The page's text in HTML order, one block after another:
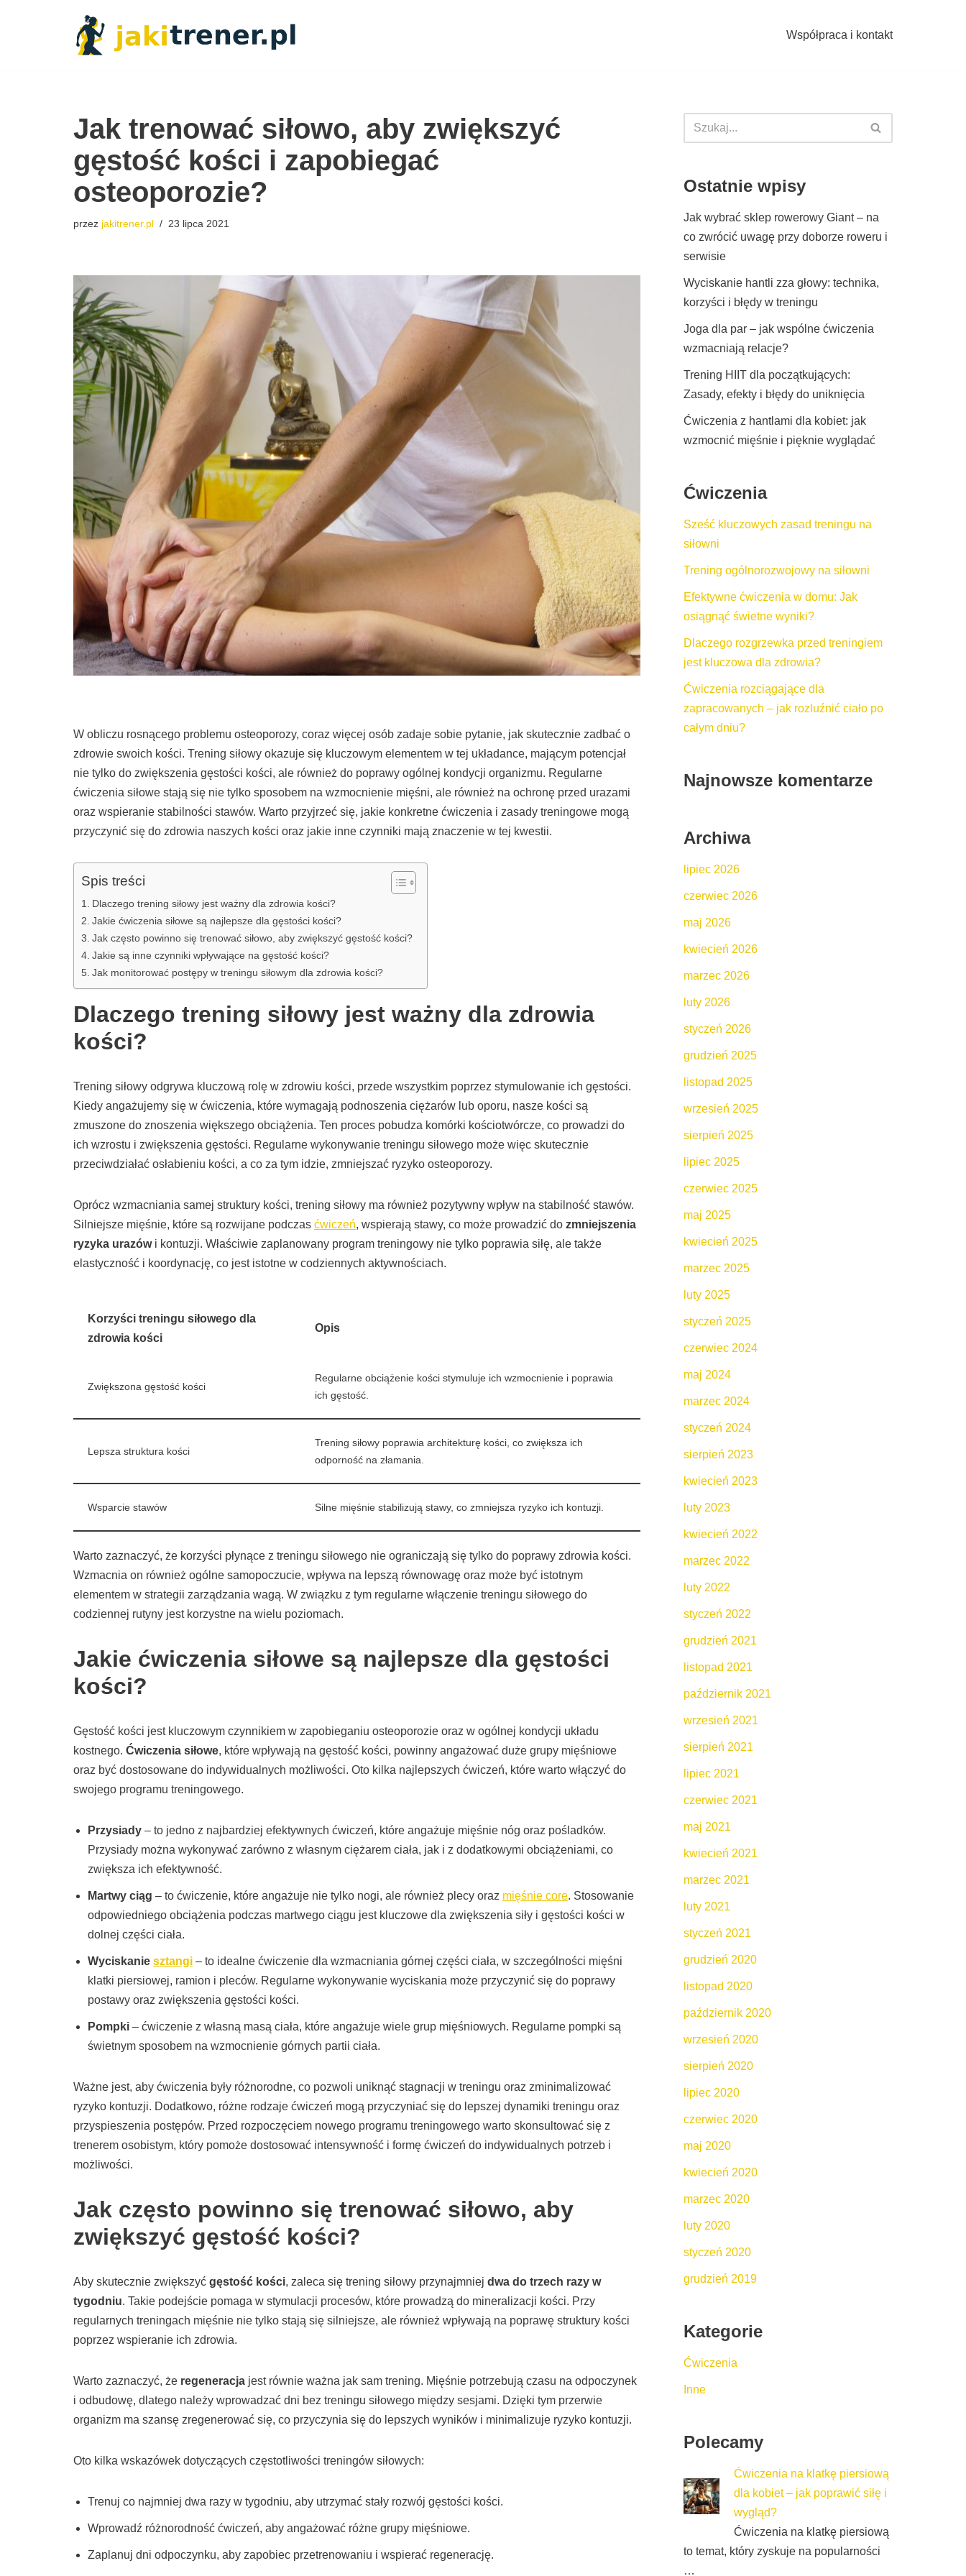
Współpraca i kontakt
Jak trenować siłowo, aby zwiększyć
gęstość kości i zapobiegać
osteoporozie?
przez jakitrener.pl 23 lipca 2021
W obliczu rosnącego problemu osteoporozy, coraz więcej osób zadaje sobie pytanie, jak skutecznie zadbać o
zdrowie swoich kości. Trening siłowy okazuje się kluczowym elementem w tej układance, mającym potencjał
nie tylko do zwiększenia gęstości kości, ale również do poprawy ogólnej kondycji organizmu. Regularne
ćwiczenia siłowe stają się nie tylko sposobem na wzmocnienie mięśni, ale również na ochronę przed urazami
oraz wspieranie stabilności stawów. Warto przyjrzeć się, jakie konkretne ćwiczenia i zasady treningowe mogą
przyczynić się do zdrowia naszych kości oraz jakie inne czynniki mają znaczenie w tej kwestii.
Spis treści
Dlaczego trening siłowy jest ważny dla zdrowia kości?
Jakie ćwiczenia siłowe są najlepsze dla gęstości kości?
Jak często powinno się trenować siłowo, aby zwiększyć gęstość kości?
Jakie są inne czynniki wpływające na gęstość kości?
Jak monitorować postępy w treningu siłowym dla zdrowia kości?
Dlaczego trening siłowy jest ważny dla zdrowia
kości?
Trening siłowy odgrywa kluczową rolę w zdrowiu kości, przede wszystkim poprzez stymulowanie ich gęstości.
Kiedy angażujemy się w ćwiczenia, które wymagają podnoszenia ciężarów lub oporu, nasze kości są
zmuszone do znoszenia większego obciążenia. Ten proces pobudza komórki kościotwórcze, co prowadzi do
ich wzrostu i zwiększenia gęstości. Regularne wykonywanie treningu siłowego może więc skutecznie
przeciwdziałać osłabieniu kości, a co za tym idzie, zmniejszać ryzyko osteoporozy.
Oprócz wzmacniania samej struktury kości, trening siłowy ma również pozytywny wpływ na stabilność stawów.
Silniejsze mięśnie, które są rozwijane podczas ćwiczeń, wspierają stawy, co może prowadzić do zmniejszenia
ryzyka urazówi kontuzji. Właściwie zaplanowany program treningowy nie tylko poprawia siłę, ale także
elastyczność i koordynację, co jest istotne w codziennych aktywnościach.
Korzyści treningu siłowego dla
zdrowia kości
Opis
Zwiększona gęstość kości
Regularne obciążenie kości stymuluje ich wzmocnienie i poprawia
ich gęstość.
Lepsza struktura kości
Trening siłowy poprawia architekturę kości, co zwiększa ich
odporność na złamania.
Wsparcie stawów Silne mięśnie stabilizują stawy, co zmniejsza ryzyko ich kontuzji.
Warto zaznaczyć, że korzyści płynące z treningu siłowego nie ograniczają się tylko do poprawy zdrowia kości.
Wzmacnia on również ogólne samopoczucie, wpływa na lepszą równowagę oraz może być istotnym
elementem w strategii zarządzania wagą. W związku z tym regularne włączenie treningu siłowego do
codziennej rutyny jest korzystne na wielu poziomach.
Jakie ćwiczenia siłowe są najlepsze dla gęstości
kości?
Gęstość kości jest kluczowym czynnikiem w zapobieganiu osteoporozie oraz w ogólnej kondycji układu
kostnego. Ćwiczenia siłowe, które wpływają na gęstość kości, powinny angażować duże grupy mięśniowe
oraz być dostosowane do indywidualnych możliwości. Oto kilka najlepszych ćwiczeń, które warto włączyć do
swojego programu treningowego.
Przysiady – to jedno z najbardziej efektywnych ćwiczeń, które angażuje mięśnie nóg oraz pośladków.
Przysiady można wykonywać zarówno z własnym ciężarem ciała, jak i z dodatkowymi obciążeniami, co
zwiększa ich efektywność.
Martwy ciąg – to ćwiczenie, które angażuje nie tylko nogi, ale również plecy oraz mięśnie core. Stosowanie
odpowiedniego obciążenia podczas martwego ciągu jest kluczowe dla zwiększenia siły i gęstości kości w
dolnej części ciała.
Wyciskanie sztangi – to idealne ćwiczenie dla wzmacniania górnej części ciała, w szczególności mięśni
klatki piersiowej, ramion i pleców. Regularne wykonywanie wyciskania może przyczynić się do poprawy
postawy oraz zwiększenia gęstości kości.
Pompki – ćwiczenie z własną masą ciała, które angażuje wiele grup mięśniowych. Regularne pompki są
świetnym sposobem na wzmocnienie górnych partii ciała.
Ważne jest, aby ćwiczenia były różnorodne, co pozwoli uniknąć stagnacji w treningu oraz zminimalizować
ryzyko kontuzji. Dodatkowo, różne rodzaje ćwiczeń mogą przyczyniać się do lepszej dynamiki treningu oraz
przyspieszenia postępów. Przed rozpoczęciem nowego programu treningowego warto skonsultować się z
trenerem osobistym, który pomoże dostosować intensywność i formę ćwiczeń do indywidualnych potrzeb i
możliwości.
Jak często powinno się trenować siłowo, aby
zwiększyć gęstość kości?
Aby skutecznie zwiększyć gęstość kości, zaleca się trening siłowy przynajmniej dwa do trzech razy w
tygodniu. Takie podejście pomaga w stymulacji procesów, które prowadzą do mineralizacji kości. Przy
regularnych treningach mięśnie nie tylko stają się silniejsze, ale również wpływają na poprawę struktury kości
poprzez wspieranie ich zdrowia.
Warto zaznaczyć, że regeneracja jest równie ważna jak sam trening. Mięśnie potrzebują czasu na odpoczynek
i odbudowę, dlatego należy wprowadzać dni bez treningu siłowego między sesjami. Dzięki tym przerwie
organizm ma szansę zregenerować się, co przyczynia się do lepszych wyników i minimalizuje ryzyko kontuzji.
Oto kilka wskazówek dotyczących częstotliwości treningów siłowych:
Trenuj co najmniej dwa razy w tygodniu, aby utrzymać stały rozwój gęstości kości.
Wprowadź różnorodność ćwiczeń, aby angażować różne grupy mięśniowe.
Zaplanuj dni odpoczynku, aby zapobiec przetrenowaniu i wspierać regenerację.
Ostatnie wpisy
Jak wybrać sklep rowerowy Giant – na
co zwrócić uwagę przy doborze roweru i
serwisie
Wyciskanie hantli zza głowy: technika,
korzyści i błędy w treningu
Joga dla par – jak wspólne ćwiczenia
wzmacniają relacje?
Trening HIIT dla początkujących:
Zasady, efekty i błędy do uniknięcia
Ćwiczenia z hantlami dla kobiet: jak
wzmocnić mięśnie i pięknie wyglądać
Ćwiczenia
Sześć kluczowych zasad treningu na
siłowni
Trening ogólnorozwojowy na siłowni
Efektywne ćwiczenia w domu: Jak
osiągnąć świetne wyniki?
Dlaczego rozgrzewka przed treningiem
jest kluczowa dla zdrowia?
Ćwiczenia rozciągające dla
zapracowanych – jak rozluźnić ciało po
całym dniu?
Najnowsze komentarze
Archiwa
lipiec 2026
czerwiec 2026
maj 2026
kwiecień 2026
marzec 2026
luty 2026
styczeń 2026
grudzień 2025
listopad 2025
wrzesień 2025
sierpień 2025
lipiec 2025
czerwiec 2025
maj 2025
kwiecień 2025
marzec 2025
luty 2025
styczeń 2025
czerwiec 2024
maj 2024
marzec 2024
styczeń 2024
sierpień 2023
kwiecień 2023
luty 2023
kwiecień 2022
marzec 2022
luty 2022
styczeń 2022
grudzień 2021
listopad 2021
październik 2021
wrzesień 2021
sierpień 2021
lipiec 2021
czerwiec 2021
maj 2021
kwiecień 2021
marzec 2021
luty 2021
styczeń 2021
grudzień 2020
listopad 2020
październik 2020
wrzesień 2020
sierpień 2020
lipiec 2020
czerwiec 2020
maj 2020
kwiecień 2020
marzec 2020
luty 2020
styczeń 2020
grudzień 2019
Kategorie
Ćwiczenia
Inne
Polecamy
Ćwiczenia na klatkę piersiową
dla kobiet – jak poprawić siłę i
wygląd?
Ćwiczenia na klatkę piersiową
to temat, który zyskuje na popularności
…